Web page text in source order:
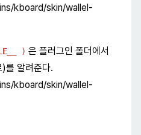
kboard/skin/wallel-
__ ) 은 플러그인 폴더에서
를 알려준다.
kboard/skin/wallel-